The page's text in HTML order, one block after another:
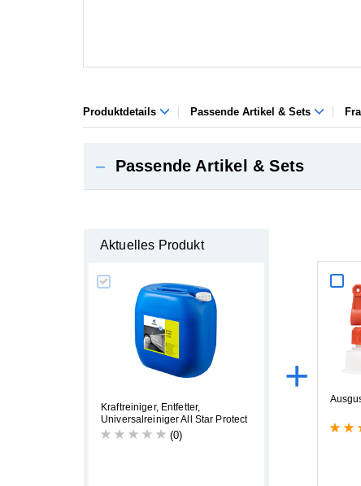
Produktdetails Passende Artikel & Sets
– Passende Artikel & Sets
Aktuelles Produkt
Kraftreiniger, Entfetter,
Universa lreinigerA Star Protect
(0)
+ Ausgu